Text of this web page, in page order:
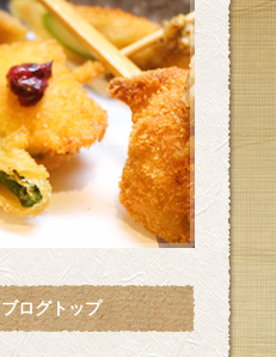
ブログトップ